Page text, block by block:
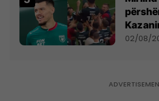
02/08/